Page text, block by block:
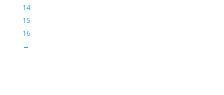
14
15
16
→